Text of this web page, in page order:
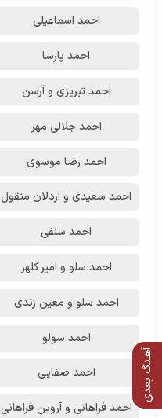
آهـنگ بعدی
احمد اسماعیلی
احمد پارسا
احمد تبریزی و آرسن
احمد جلالی مهر
احمد رضا موسوی
احمد سعیدی و اردلان منقول
احمد سلفی
احمد سلو و امیر کلهر
احمد سلو و معین زندی
احمد سولو
احمد صفایی
احمد فراهانی و آروین فراهانی